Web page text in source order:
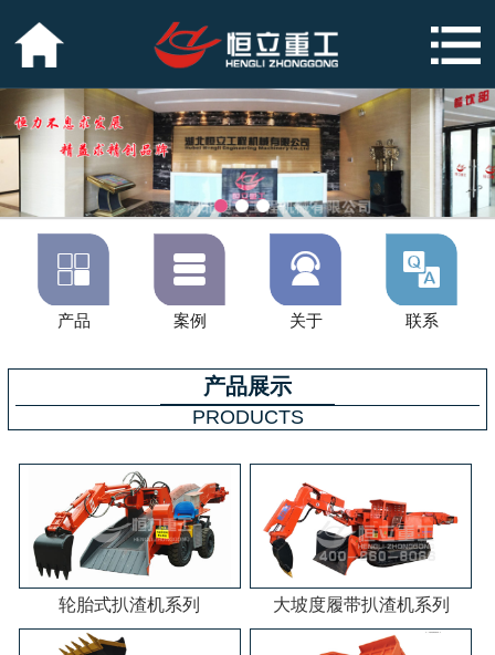

产品

案例

关于

联系
产品展示
PRODUCTS
轮胎式扒渣机系列 大坡度履带扒渣机系列